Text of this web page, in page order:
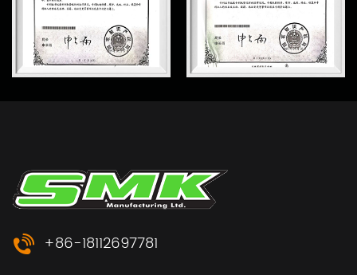
+86-18112697781